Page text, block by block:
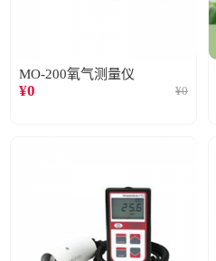
MO-200氧气测量仪
¥0 ¥0